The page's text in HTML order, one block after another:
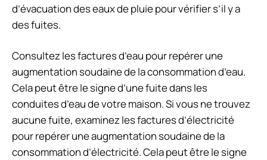
d’évacuation des eaux de pluie pour vérifier s’il y a
des fuites.
Consultez les factures d’eau pour repérer une
augmentation soudaine de la consommation d’eau.
Cela peut être le signe d’une fuite dans les
conduites d’eau de votre maison. Si vous ne trouvez
aucune fuite, examinez les factures d’électricité
pour repérer une augmentation soudaine de la
consommation d’électricité. Cela peut être le signe